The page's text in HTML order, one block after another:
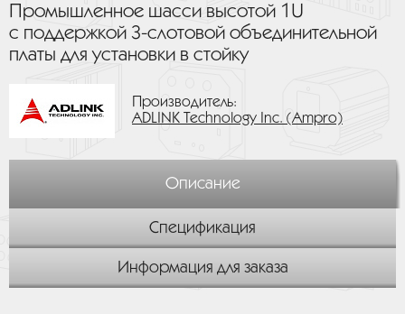
Промышленное шасси высотой 1U
с поддержкой 3-слотовой объединительной
платы для установки в стойку
Производитель:
ADLINK Technology Inc. (Ampro)
Описание
Спецификация
Информация для заказа